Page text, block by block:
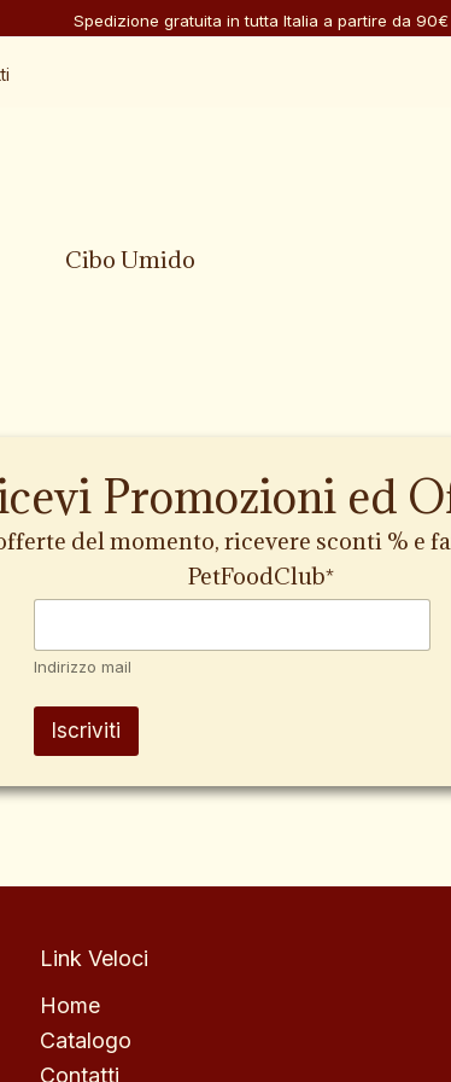
Spedizione gratuita in tutta Italia a partire da 90€
Cibo Umido
Promozioni ed
del momento, ricevere sconti % e
PetFoodClub*
Indirizzo mail
Iscriviti
Link Veloci
Home
Catalogo
Contatti